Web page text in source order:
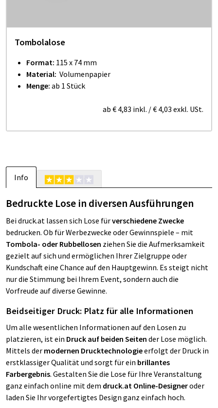
Tom­bo­lalose
Format: 115 x 74 mm
Material: Volumenpapier
Menge: ab 1 Stück
ab € 4,83 inkl. /€ 4,03 exkl. USt.
Info
Bedruckte Lose in diversen Ausführungen
Bei druck.at lassen sich Lose fürverschiedene Zwecke
bedrucken. Ob für Werbezwecke oder Gewinnspiele – mit
Tombola- oder Rubbellosen ziehen Sie die Aufmerksamkeit
gezielt auf sich und ermöglichen Ihrer Zielgruppe oder
Kundschaft eine Chance auf den Hauptgewinn. Es steigt nicht
nur die Stimmung bei Ihrem Event, sondern auch die
Vorfreude auf diverse Gewinne.
Beidseitiger Druck: Platz für alle Informationen
Um alle wesentlichen Informationen auf den Losen zu
platzieren, ist ein Druck auf beiden Seiten der Lose möglich.
Mittels der modernen Drucktechnologieerfolgt der Druck in
erstklassiger Qualität und sorgt für ein brillantes
Farbergebnis. Gestalten Sie die Lose für Ihre Veranstaltung
ganz einfach online mit dem druck.at Online-Designeroder
laden Sie Ihr vorgefertigtes Design ganz einfach hoch.